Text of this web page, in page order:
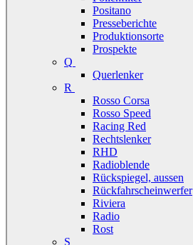
Positano
Presseberichte
Produktionsorte
Prospekte
Q
Querlenker
R
Rosso Corsa
Rosso Speed
Racing Red
Rechtslenker
RHD
Radioblende
Rückspiegel, aussen
Rückfahrscheinwerfer
Riviera
Radio
Rost
S